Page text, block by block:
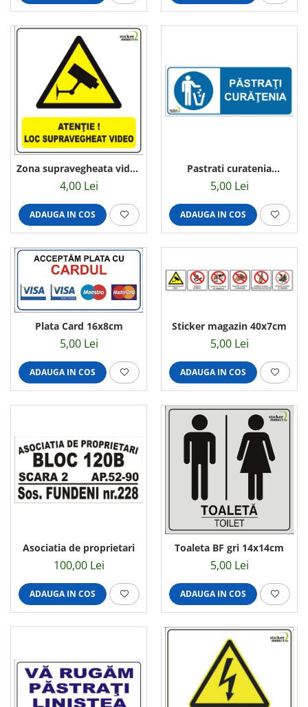
Zona supravegheata video
14x14cm
4,00 Lei
ADAUGA IN COS
Pastrati curatenia
30x10cm
5,00 Lei
ADAUGA IN COS
Plata Card 16x8cm
5,00 Lei
ADAUGA IN COS
Sticker magazin 40x7cm
5,00 Lei
ADAUGA IN COS
Asociatia de proprietari
100,00 Lei
ADAUGA IN COS
Toaleta BF gri 14x14cm
5,00 Lei
ADAUGA IN COS